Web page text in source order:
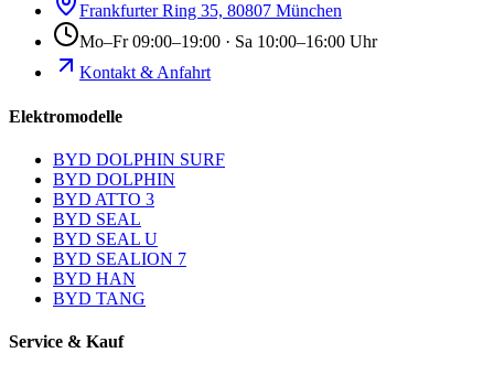
Frankfurter Ring 35, 80807 München
Mo–Fr 09:00–19:00 · Sa 10:00–16:00 Uhr
Kontakt & Anfahrt
Elektromodelle
BYD DOLPHIN SURF
BYD DOLPHIN
BYD ATTO 3
BYD SEAL
BYD SEAL U
BYD SEALION 7
BYD HAN
BYD TANG
Service & Kauf